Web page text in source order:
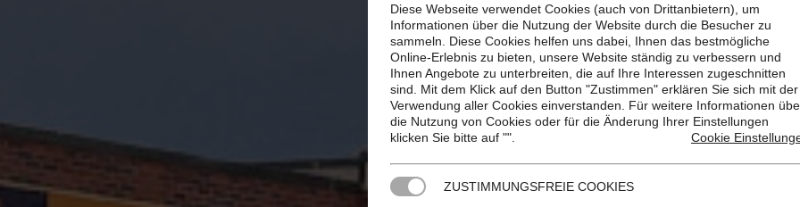
Diese Webseite verwendet Cookies (auch von Drittanbietern), um
Informationen über die Nutzung der Website durch die Besucher zu
sammeln. Diese Cookies helfen uns dabei, Ihnen das bestmögliche
Online-Erlebnis zu bieten, unsere Website ständig zu verbessern und
Ihnen Angebote zu unterbreiten, die auf Ihre Interessen zugeschnitten
sind. Mit dem Klick auf den Button "Zustimmen" erklären Sie sich mit der
Verwendung aller Cookies einverstanden. Für weitere Informationen
die Nutzung von Cookies oder für die Änderung Ihrer Einstellungen
klicken Sie bitte auf "
Cookie
".
ZUSTIMMUNGSFREIE COOKIES